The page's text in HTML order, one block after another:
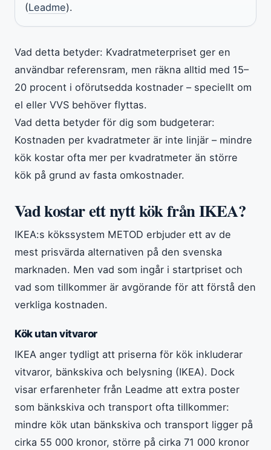
(Leadme).
Vad detta betyder: Kvadratmeterpriset ger en
användbar referensram, men räkna alltid med 15–
20 procent i oförutsedda kostnader – speciellt om
el eller VVS behöver flyttas.
Vad detta betyder för dig som budgeterar:
Kostnaden per kvadratmeter är inte linjär – mindre
kök kostar ofta mer per kvadratmeter än större
kök på grund av fasta omkostnader.
Vad kostar ett nytt kök från IKEA?
IKEA:s kökssystem METOD erbjuder ett av de
mest prisvärda alternativen på den svenska
marknaden. Men vad som ingår i startpriset och
vad som tillkommer är avgörande för att förstå den
verkliga kostnaden.
Kök utan vitvaror
IKEA anger tydligt att priserna för kök inkluderar
vitvaror, bänkskiva och belysning (IKEA). Dock
visar erfarenheter från Leadme att extra poster
som bänkskiva och transport ofta tillkommer:
mindre kök utan bänkskiva och transport ligger på
cirka 55 000 kronor, större på cirka 71 000 kronor